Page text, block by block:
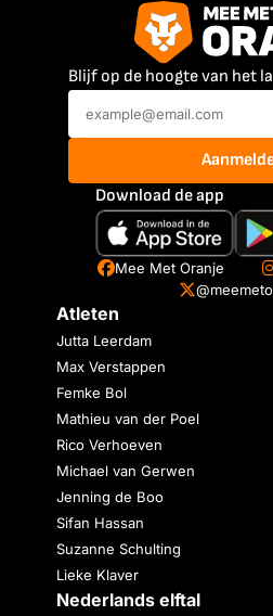
Blijf op de hoogte van het
Download de app
Mee Met Oranje
Atleten
Jutta Leerdam
Max Verstappen
Femke Bol
Mathieu van der Poel
Rico Verhoeven
Michael van Gerwen
Jenning de Boo
Sifan Hassan
Suzanne Schulting
Lieke Klaver
Nederlands elftal